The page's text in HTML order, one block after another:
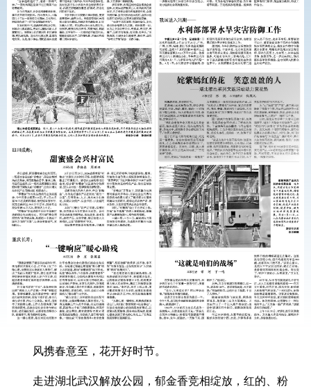
风携春意至，花开好时节。
走进湖北武汉解放公园，郁金香竞相绽放，红的、粉